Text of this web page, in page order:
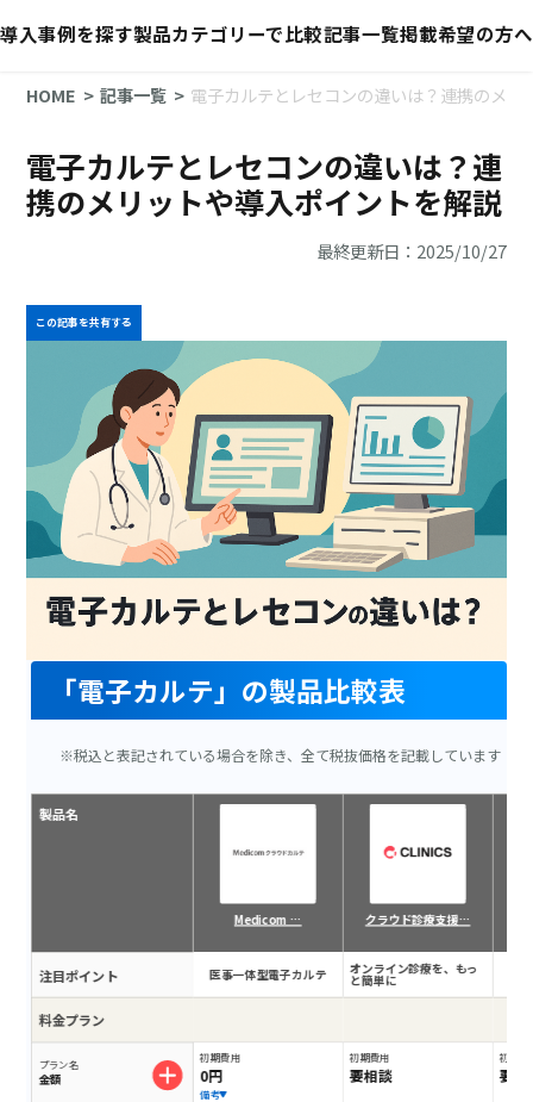
導入事例を探す製品カテゴリーで比較記事一覧掲載希望の方へ
HOME 記事一覧 電子カルテとレセコンの違いは？連携のメ
電子カルテとレセコンの違いは？連
携のメリットや導入ポイントを解説
最終更新日：2025/10/27
この記事を共有する
「電子カルテ」の製品比較表
※税込と表記されている場合を除き、全て税抜価格を記載しています
製品名
注目ポイント
料金プラン
プラン名
金額
Medicom …
医事一体型電子カルテ
初期費用
0円
備考
クラウド診療支援…
オンライン診療を、もっ
と簡単に
初期費用
要相談
初期費
要相